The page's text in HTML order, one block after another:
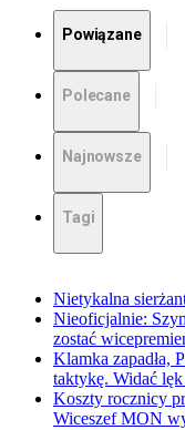
Powiązane
Polecane
Najnowsze
Tagi
Nietykalna
Nieoficjalnie:
zostać
Klamka zapadła,
taktykę. Widać
Koszty rocznicy
Wiceszef MON